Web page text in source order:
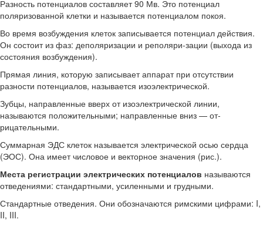
Разность потенциалов составляет 90 Мв. Это потенциал
поляризованной клетки и называется потенциалом покоя.
Во время возбуждения клеток записывается потенциал действия.
Он состоит из фаз: деполяризации и реполяри-зации (выхода из
состояния возбуждения).
Прямая линия, которую записывает аппарат при от­сутствии
разности потенциалов, называется изоэлектрической.
Зубцы, направленные вверх от изоэлектрической линии,
называются положительными; направленные вниз — от­
рицательными.
Суммарная ЭДС клеток называется электрической осью сердца
(ЭОС). Она имеет числовое и векторное значения (рис.).
Места регистрации электрических потенциалов назы­ваются
отведениями: стандартными, усиленными и груд­ными.
Стандартные отведения. Они обозначаются римскими цифрами: I,
II, III.